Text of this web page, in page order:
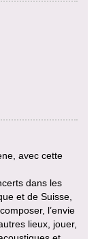
avec cette
dans les
et de Suisse,
l’envie
lieux, jouer,